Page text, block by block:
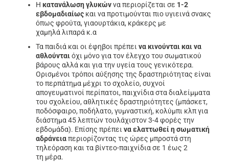
Η κατανάλωση γλυκώννα περιορίζεται σε 1-2
εβδομαδιαίωςκαι να προτιμούνται πιο υγιεινά σνακς
όπως φρούτα, γιαουρτάκια, κράκερς με
χαμηλά λιπαρά κ.α
Τα παιδιά και οι έφηβοι πρέπει να κινούνται και να
αθλούνταιόχι μόνο για τον έλεγχο του σωματικού
βάρους αλλά και για την υγεία τους γενικότερα.
Ορισμένοι τρόποι αύξησης της δραστηριότητας είναι
το περπάτημα μέχρι το σχολείο, συχνοί
απογευματινοί περίπατοι, παιχνίδια στα διαλείμματα
του σχολείου, αθλητικές δραστηριότητες (μπάσκετ,
ποδόσφαιρο, ποδήλατο, γυμναστική, κολύμπι κλπ για
διάστημα 45 λεπτών τουλάχιστον 3-4 φορές την
εβδομάδα). Επίσης πρέπει να ελαττωθεί η σωματική
αδράνειαπεριορίζοντας τις ώρες μπροστά στη
τηλεόραση και τα βίντεο-παιχνίδια σε 1 έως 2
τη μέρα.